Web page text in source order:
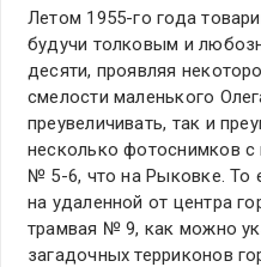
Летом 1955-го года
будучи толковым и
десяти, проявляя
смелости маленького
преувеличивать, так и
несколько фотоснимков
№ 5-6, что на Рыковке. То
на удаленной от центра
трамвая № 9, как можно
загадочных терриконов